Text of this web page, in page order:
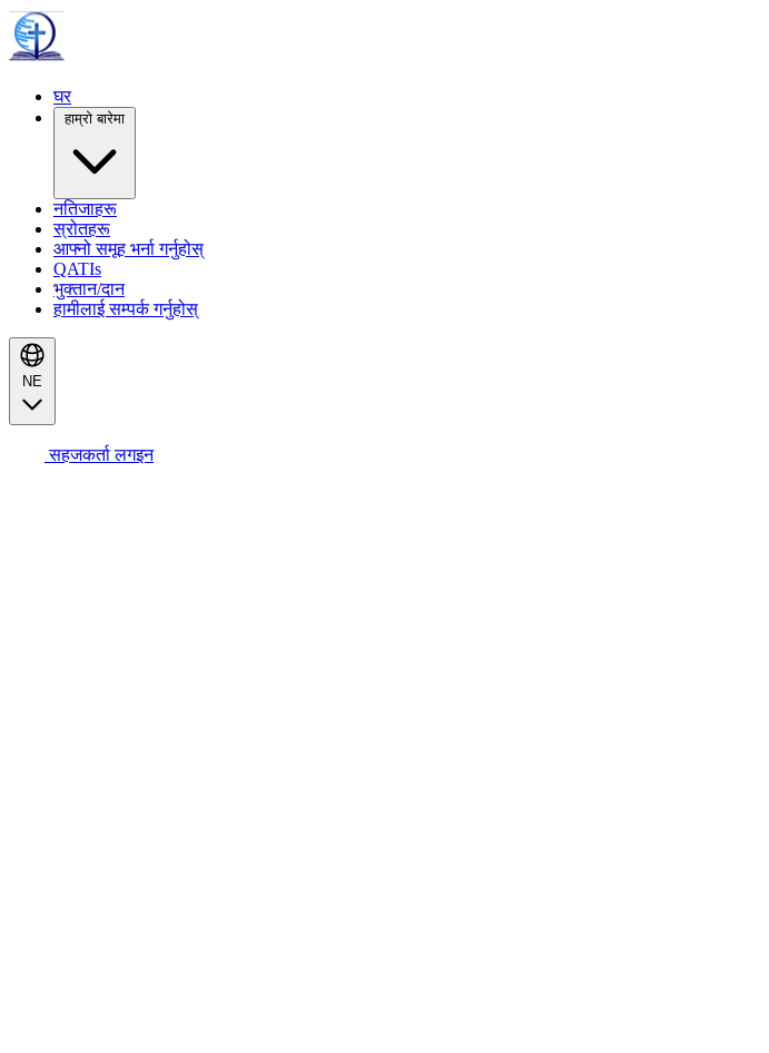
घर
हाम्रो बारेमा
नतिजाहरू
स्रोतहरू
आफ्नो समूह भर्ना गर्नुहोस्
QATIs
भुक्तान/दान
हामीलाई सम्पर्क गर्नुहोस्
NE
सहजकर्ता लगइन